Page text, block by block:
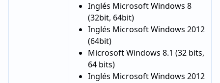
Inglés Microsoft Windows 8
(32bit, 64bit)
Inglés Microsoft Windows 2012
(64bit)
Microsoft Windows 8.1 (32 bits,
64 bits)
Inglés Microsoft Windows 2012